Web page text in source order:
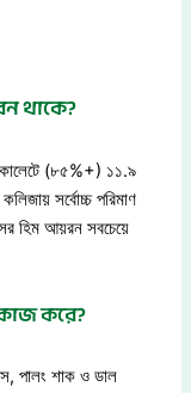
থাকে?
(৮৫%+) ১১.৯
সর্বোচ্চ পরিমাণ
হিম আয়রন সবচেয়ে
কাজ করে?
পালং শাক ও ডাল